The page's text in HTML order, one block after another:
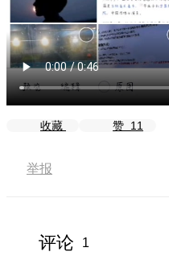
收藏 赞 11
举报
评论 1